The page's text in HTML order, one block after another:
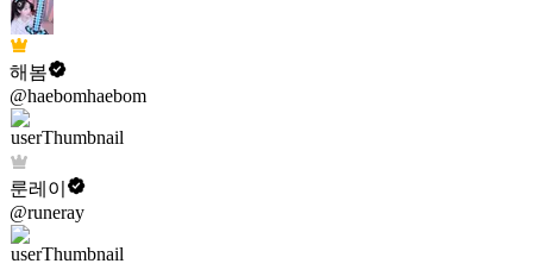
해봄
@haebomhaebom
룬레이
@runeray